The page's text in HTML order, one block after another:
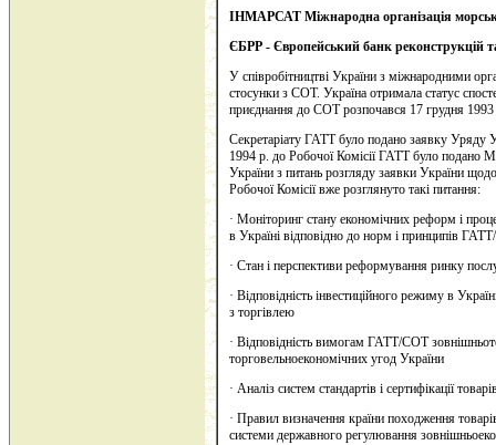
ІНМАРСАТ Міжнародна організація
ЄБРР - Європейський банк реконструкцій
У співробітництві України з міжнародними
стосунки з СОТ. Україна отримала статус
приєднання до СОТ розпочався 17 грудня 1993
Секретаріату ГАТТ було подано заявку Уряду
1994 р. до Робочої Комісії ГАТТ було подано
України з питань розгляду заявки України
Робочої Комісії вже розглянуто такі питання:
· Моніторинг стану економічних реформ і
в Україні відповідно до норм і принципів
· Стан і перспективи реформування ринку
· Відповідність інвестиційного режиму в
з торгівлею
· Відповідність вимогам ГАТТ/СОТ
торговельноекономічних угод України
· Аналіз систем стандартів і сертифікації
· Правил визначення країни походження
системи державного регулювання